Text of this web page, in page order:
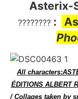
Asterix-
???????? :
All characters:
ÉDITIONS ALBERT
/ Collages taken by